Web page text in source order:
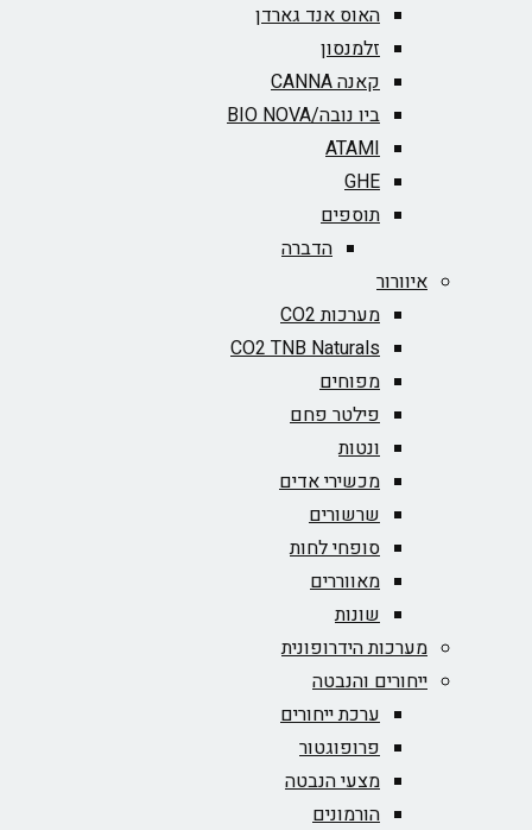
האוס אנד גארדן
זלמנסון
קאנה CANNA
ביו נובה/BIO NOVA‏
ATAMI
GHE
תוספים
הדברה
איוורור
מערכות CO2
CO2 TNB Naturals
מפוחים
פילטר פחם
ונטות
מכשירי אדים
שרשורים
סופחי לחות
מאווררים
שונות
מערכות הידרופונית
ייחורים והנבטה
ערכת ייחורים
פרופוגטור
מצעי הנבטה
הורמונים